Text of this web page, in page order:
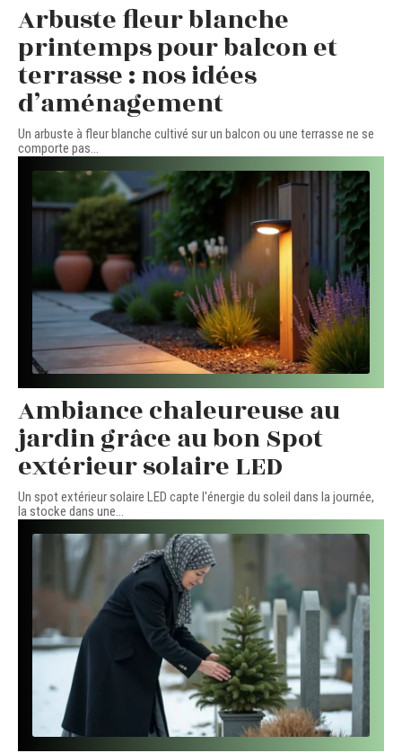
Arbuste fleur blanche
printemps pour balcon et
terrasse : nos idées
d’aménagement
Un arbuste à fleur blanche cultivé sur un balcon ou une terrasse ne se
comporte pas…
Ambiance chaleureuse au
jardin grâce au bon Spot
extérieur solaire LED
Un spot extérieur solaire LED capte l'énergie du soleil dans la journée,
la stocke dans une…